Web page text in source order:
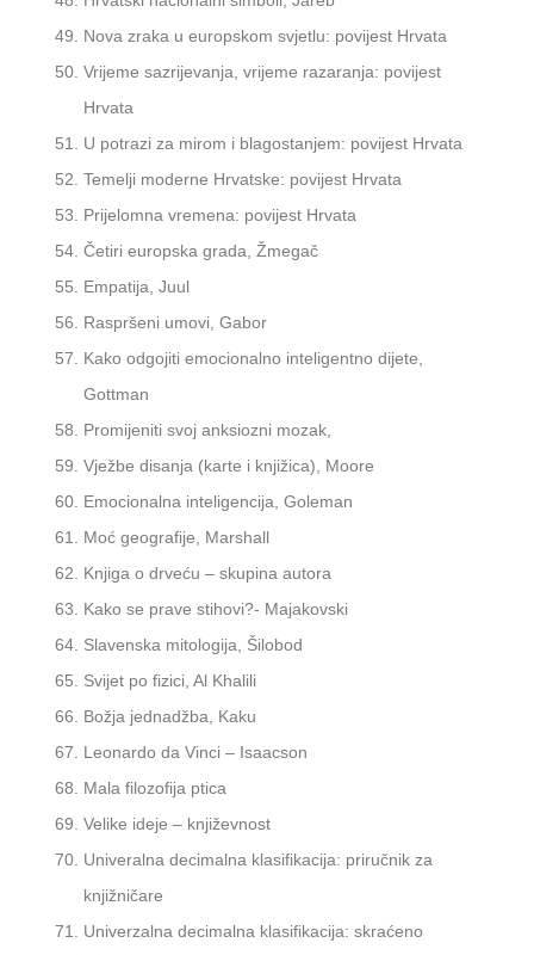
Nova zraka u europskom svjetlu: povijest Hrvata
Vrijeme sazrijevanja, vrijeme razaranja: povijest
Hrvata
U potrazi za mirom i blagostanjem: povijest Hrvata
Temelji moderne Hrvatske: povijest Hrvata
Prijelomna vremena: povijest Hrvata
Četiri europska grada, Žmegač
Empatija, Juul
Raspršeni umovi, Gabor
Kako odgojiti emocionalno inteligentno dijete,
Gottman
Promijeniti svoj anksiozni mozak,
Vježbe disanja (karte i knjižica), Moore
Emocionalna inteligencija, Goleman
Moć geografije, Marshall
Knjiga o drveću – skupina autora
Kako se prave stihovi?- Majakovski
Slavenska mitologija, Šilobod
Svijet po fizici, Al Khalili
Božja jednadžba, Kaku
Leonardo da Vinci – Isaacson
Mala filozofija ptica
Velike ideje – književnost
Univeralna decimalna klasifikacija: priručnik za
knjižničare
Univerzalna decimalna klasifikacija: skraćeno